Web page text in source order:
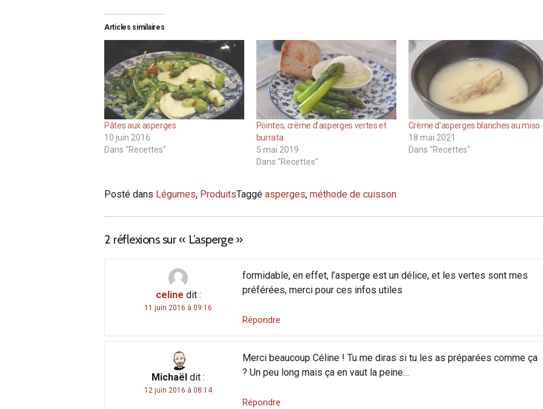
Articles similaires
Pâtes aux asperges
10 juin 2016
Dans "Recettes"
Pointes, crème d’asperges vertes et
burrata
5 mai 2019
Dans "Recettes"
Crème d’asperges blanches au miso
18 mai 2021
Dans "Recettes"
Posté dans Légumes, ProduitsTaggé asperges, méthode de cuisson
2 réflexions sur « L’asperge»
celine dit :
11 juin 2016 à 09:16
formidable, en effet, l’asperge est un délice, et les vertes sont mes
préférées, merci pour ces infos utiles
Répondre
Michaël dit :
12 juin 2016 à 08:14
Merci beaucoup Céline ! Tu me diras si tu les as préparées comme ça
? Un peu long mais ça en vaut la peine…
Répondre